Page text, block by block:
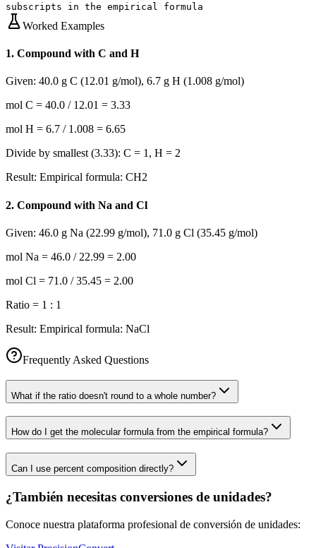
subscripts in the empirical formula
Worked Examples
1. Compound with C and H
Given: 40.0 g C (12.01 g/mol), 6.7 g H (1.008 g/mol)
mol C = 40.0 / 12.01 = 3.33
mol H = 6.7 / 1.008 = 6.65
Divide by smallest (3.33): C = 1, H = 2
Result: Empirical formula: CH2
2. Compound with Na and Cl
Given: 46.0 g Na (22.99 g/mol), 71.0 g Cl (35.45 g/mol)
mol Na = 46.0 / 22.99 = 2.00
mol Cl = 71.0 / 35.45 = 2.00
Ratio = 1 : 1
Result: Empirical formula: NaCl
Frequently Asked Questions
What if the ratio doesn't round to a whole number?
How do I get the molecular formula from the empirical formula?
Can I use percent composition directly?
¿También necesitas conversiones de unidades?
Conoce nuestra plataforma profesional de conversión de unidades: